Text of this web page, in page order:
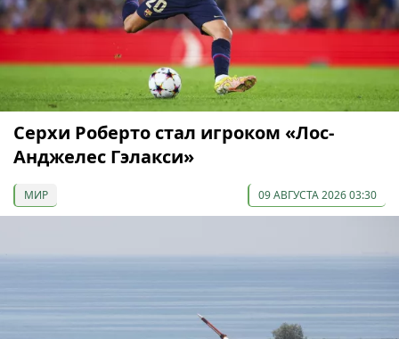
Серхи Роберто стал игроком «Лос-
Анджелес Гэлакси»
МИР 09 АВГУСТА 2026 03:30